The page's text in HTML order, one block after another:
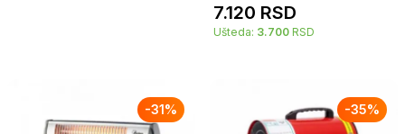
7.120 RSD
Ušteda: 3.700 RSD
-31% -35%